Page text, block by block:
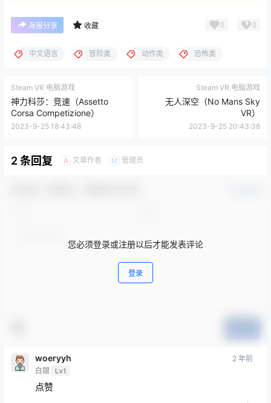
海报分享 收藏 0 0
中文语言 冒险类 动作类 恐怖类
Steam VR 电脑游戏
神力科莎：竞速（Assetto
Corsa Competizione）
2023-9-25 18:43:48
Steam VR 电脑游戏
无人深空（No Mans Sky
VR）
2023-9-25 20:43:38
2 条回复 A 文章作者 M 管理员
您必须登录或注册以后才能发表评论
登录
woeryyh
白银 Lv1
2 年前
点赞